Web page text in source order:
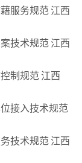
服务规范 江西
技术规范 江西
制规范 江西
接入技术规范
技术规范 江西